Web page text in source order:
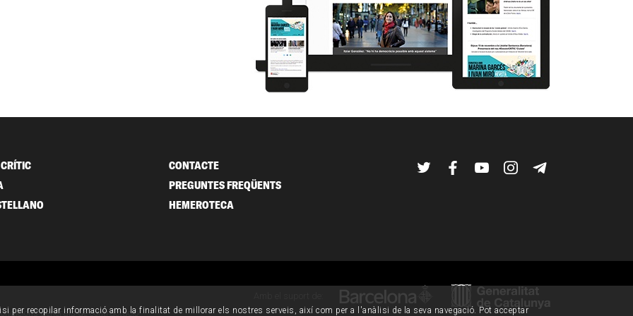
CONTACTE
PREGUNTES FREQÜENTS
HEMEROTECA
TwitterFacebook
YouTubeInstagram
generals de contractació
per recopilar informació amb la finalitat de millorar els nostres serveis, així com per a l'anàlisi de la seva navegació. Pot acceptar